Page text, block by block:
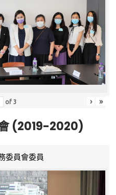
of3 › »
(2019-2020)
委員會委員